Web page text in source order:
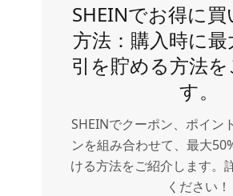
SHEINでお得に
方法：購入時に
引を貯める方法を
す。
SHEINでクーポン、ポイン
ンを組み合わせて、最大
ける方法をご紹介します。
ください！